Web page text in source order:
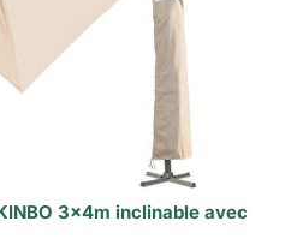
3x4m inclinable avec